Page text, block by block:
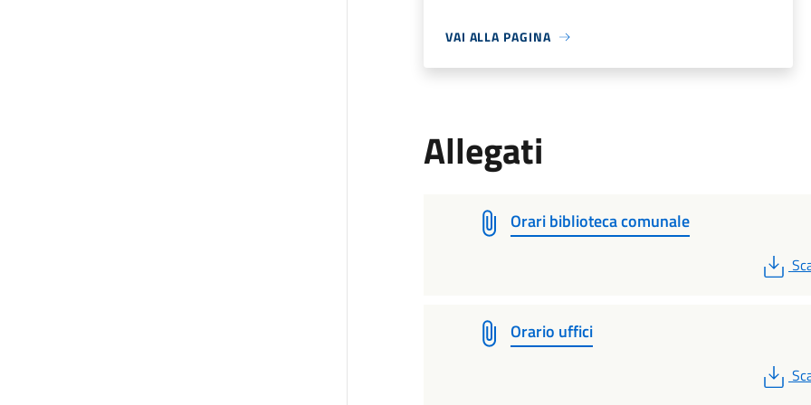
VAI ALLA PAGINA
Allegati
Orari biblioteca comunale
Orario uffici